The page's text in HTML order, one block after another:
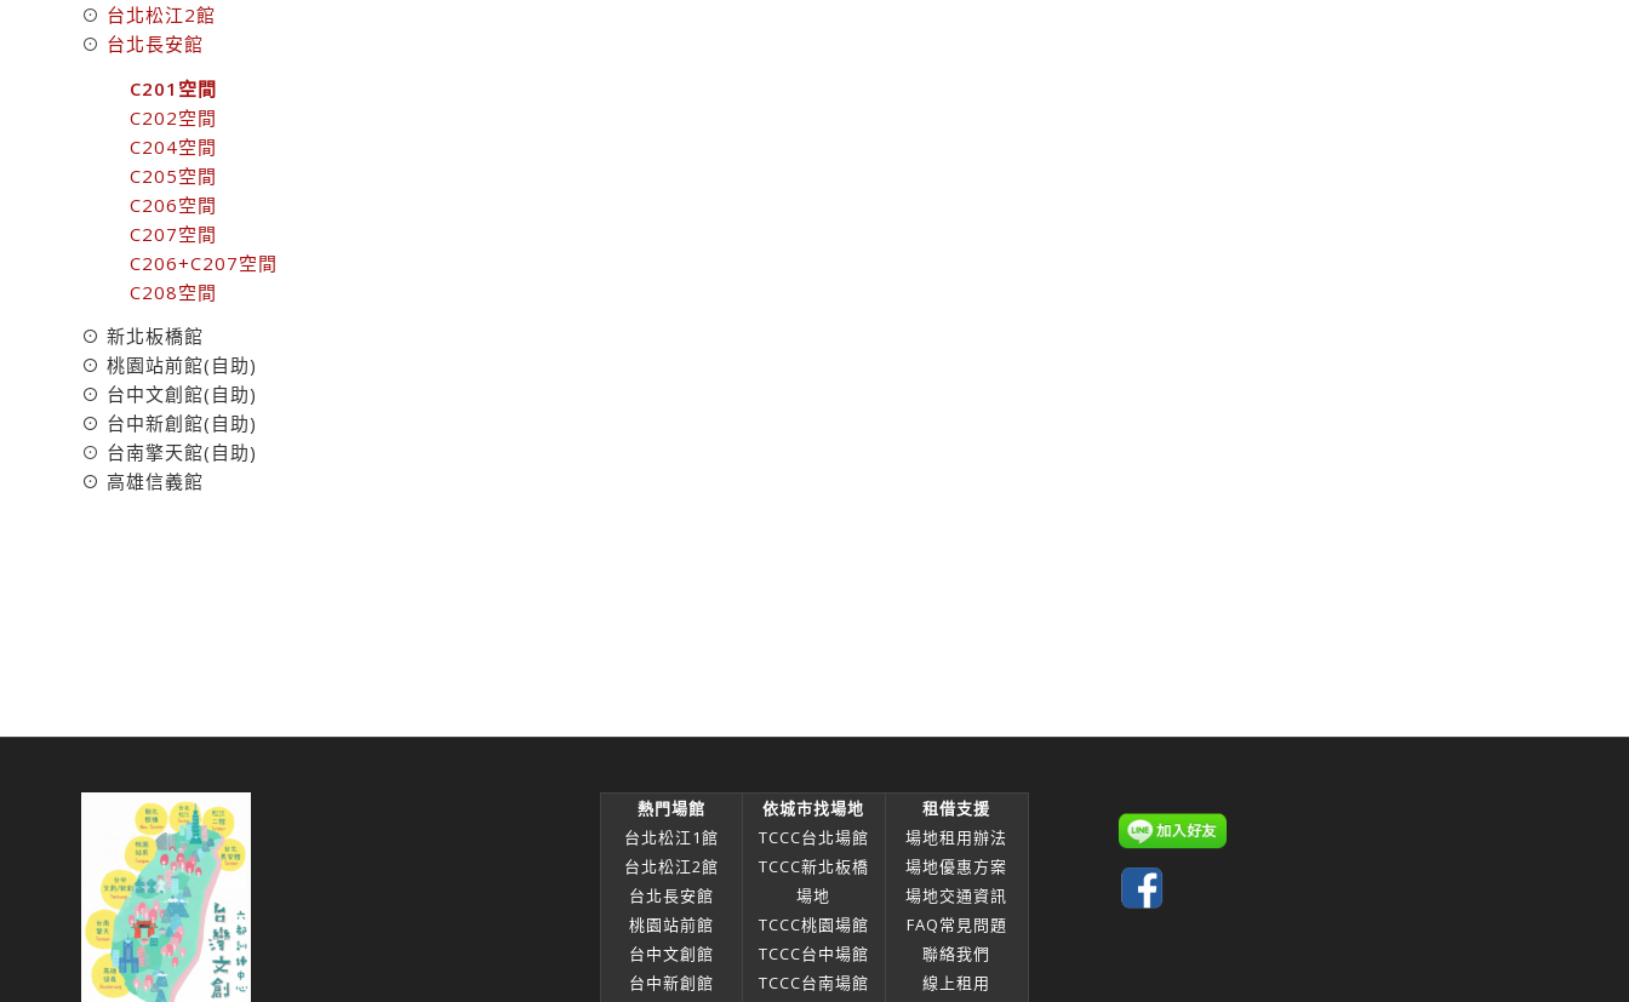
⊙ 台北松江2館
⊙ 台北長安館
C201空間
C202空間
C204空間
C205空間
C206空間
C207空間
C206+C207空間
C208空間
⊙ 新北板橋館
⊙ 桃園站前館(自助)
⊙ 台中文創館(自助)
⊙ 台中新創館(自助)
⊙ 台南擎天館(自助)
⊙ 高雄信義館
熱門場館
台北松江1館
台北松江2館
台北長安館
桃園站前館
台中文創館
台中新創館
依城市找場地
TCCC台北場館
TCCC新北板橋
場地
TCCC桃園場館
TCCC台中場館
TCCC台南場館
租借支援
場地租用辦法
場地優惠方案
場地交通資訊
FAQ常見問題
聯絡我們
線上租用